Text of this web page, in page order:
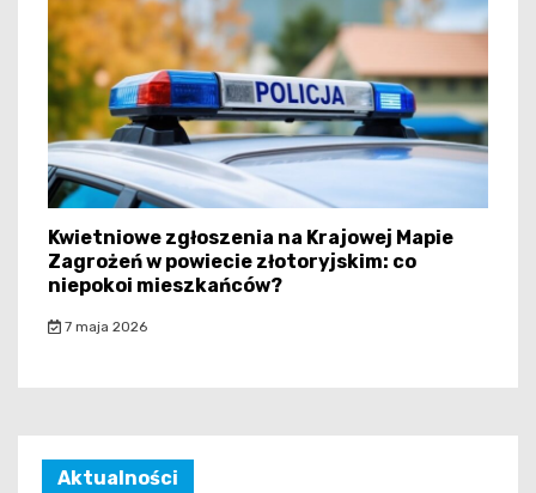
Kwietniowe zgłoszenia na Krajowej Mapie
Zagrożeń w powiecie złotoryjskim: co
niepokoi mieszkańców?
7 maja 2026
Aktualności